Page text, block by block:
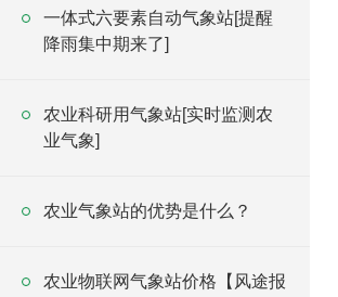
一体式六要素自动气象站[提醒
降雨集中期来了]
农业科研用气象站[实时监测农
业气象]
农业气象站的优势是什么？
农业物联网气象站价格【风途报